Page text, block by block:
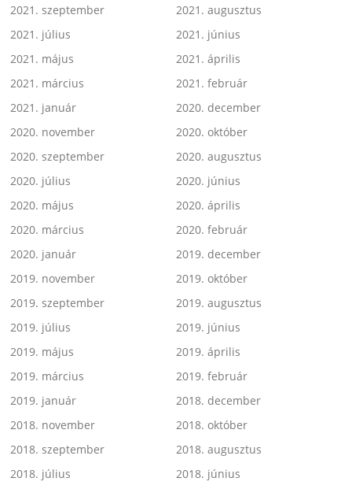
2021. szeptember
2021. augusztus
2021. július
2021. június
2021. május
2021. április
2021. március
2021. február
2021. január
2020. december
2020. november
2020. október
2020. szeptember
2020. augusztus
2020. július
2020. június
2020. május
2020. április
2020. március
2020. február
2020. január
2019. december
2019. november
2019. október
2019. szeptember
2019. augusztus
2019. július
2019. június
2019. május
2019. április
2019. március
2019. február
2019. január
2018. december
2018. november
2018. október
2018. szeptember
2018. augusztus
2018. július
2018. június